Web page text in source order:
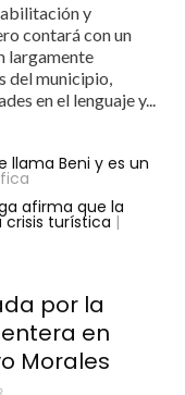
y
contará con un
largamente
del municipio,
en el lenguaje y...
llama Beni y es un
afirma que la
crisis turística |
por la
en
Morales